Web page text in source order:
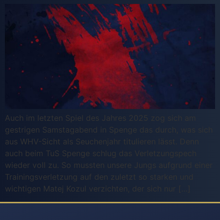
Auch im letzten Spiel des Jahres 2025 zog sich am
gestrigen Samstagabend in Spenge das durch, was sich
aus WHV-Sicht als Seuchenjahr titulieren lässt. Denn
auch beim TuS Spenge schlug das Verletzungspech
wieder voll zu. So mussten unsere Jungs aufgrund einer
Trainingsverletzung auf den zuletzt so starken und
wichtigen Matej Kozul verzichten, der sich nur […]